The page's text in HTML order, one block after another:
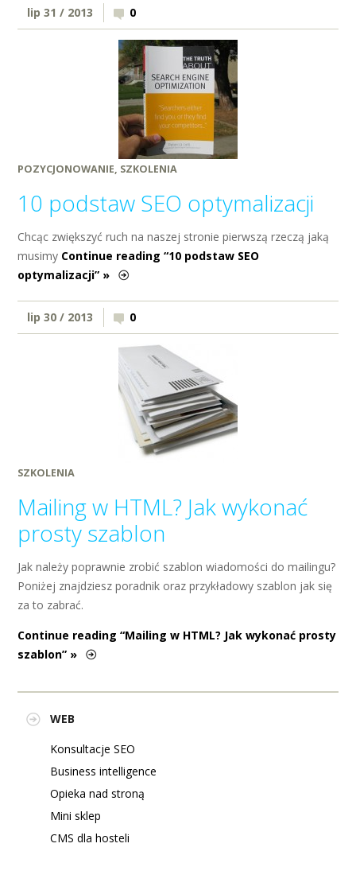
lip 31 / 2013 0
POZYCJONOWANIE, SZKOLENIA
10 podstaw SEO optymalizacji
Chcąc zwiększyć ruch na naszej stronie pierwszą rzeczą jaką
musimy Continue reading “10 podstaw SEO
optymalizacji” »
lip 30 / 2013 0
SZKOLENIA
Mailing w HTML? Jak wykonać
prosty szablon
Jak należy poprawnie zrobić szablon wiadomości do mailingu?
Poniżej znajdziesz poradnik oraz przykładowy szablon jak się
za to zabrać.
Continue reading “Mailing w HTML? Jak wykonać prosty
szablon” »
WEB
Konsultacje SEO
Business intelligence
Opieka nad stroną
Mini sklep
CMS dla hosteli